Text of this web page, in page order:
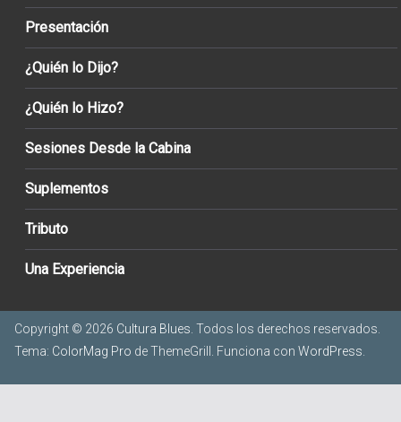
Presentación
¿Quién lo Dijo?
¿Quién lo Hizo?
Sesiones Desde la Cabina
Suplementos
Tributo
Una Experiencia
Copyright © 2026 Cultura Blues. Todos los derechos reservados.
Tema: ColorMag Pro de ThemeGrill. Funciona con WordPress.